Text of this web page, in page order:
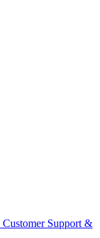
Customer Support &